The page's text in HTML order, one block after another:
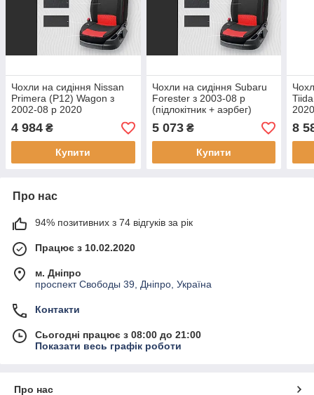
Чохли на сидіння Nissan
Primera (Р12) Wagon з
2002-08 р 2020
4 984 ₴
Купити
Чохли на сидіння Subaru
Forester з 2003-08 р
(підлокітник + аэрбег)
2020
5 073₴
Купити
8
Про нас
94% позитивних з 74 відгуків за рік
Працює з 10.02.2020
м. Дніпро
проспект Свободы 39, Дніпро, Україна
Контакти
Сьогодні працює з 08:00 до 21:00
Показати весь графік роботи
Про нас